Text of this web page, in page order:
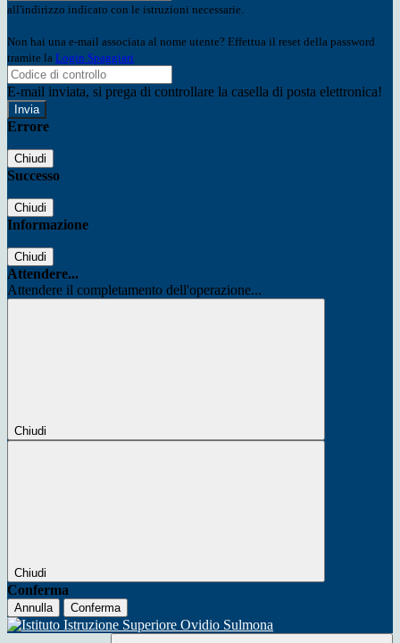
all'indirizzo indicato con le istruzioni necessarie.
Non hai una e-mail associata al nome utente? Effettua il reset della password
tramite la Login Spaggiari
E-mail inviata, si prega di controllare la casella di posta elettronica!
Errore
Chiudi
Successo
Chiudi
Informazione
Chiudi
Attendere...
Attendere il completamento dell'operazione...
Chiudi
Chiudi
Conferma
Annulla Conferma